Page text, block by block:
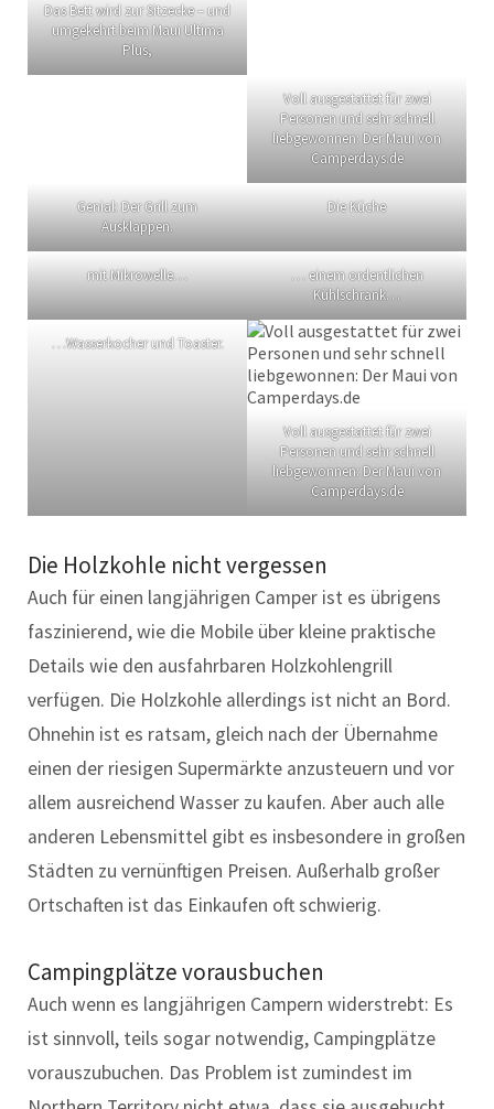
Das Bett wird zur Sitzecke – und
umgekehrt beim Maui Ultima
Plus,
Voll ausgestattet für zwei
Personen und sehr schnell
liebgewonnen: Der Maui von
Camperdays.de
Genial: Der Grill zum
Ausklappen.
Die Küche
mit Mikrowelle…
… einem ordentlichen
Kühlschrank…
…Wasserkocher und Toaster.
Voll ausgestattet für zwei
Personen und sehr schnell
liebgewonnen: Der Maui von
Camperdays.de
Die Holzkohle nicht vergessen
Auch für einen langjährigen Camper ist es übrigens
faszinierend, wie die Mobile über kleine praktische
Details wie den ausfahrbaren Holzkohlengrill
verfügen. Die Holzkohle allerdings ist nicht an Bord.
Ohnehin ist es ratsam, gleich nach der Übernahme
einen der riesigen Supermärkte anzusteuern und vor
allem ausreichend Wasser zu kaufen. Aber auch alle
anderen Lebensmittel gibt es insbesondere in großen
Städten zu vernünftigen Preisen. Außerhalb großer
Ortschaften ist das Einkaufen oft schwierig.
Campingplätze vorausbuchen
Auch wenn es langjährigen Campern widerstrebt: Es
ist sinnvoll, teils sogar notwendig, Campingplätze
vorauszubuchen. Das Problem ist zumindest im